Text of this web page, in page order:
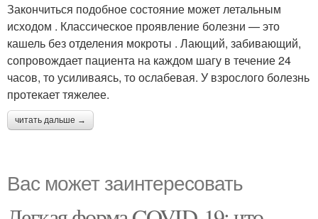
Закончиться подобное состояние может летальным
исходом . Классическое проявление болезни — это
кашель без отделения мокроты . Лающий, забивающий,
сопровождает пациента на каждом шагу в течение 24
часов, то усиливаясь, то ослабевая. У взрослого болезнь
протекает тяжелее.
читать дальше →
Вас может заинтересовать